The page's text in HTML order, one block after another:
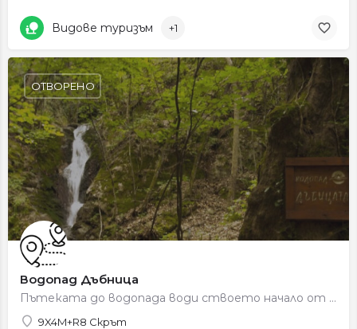
Видове туризъм +1
Водопад Дъбница
Пътеката до водопада води ствоето начало от центъра на село Скрът, от където започват три пешеходни маршрута:…
9X4M+R8 Скрът
ОТВОРЕНО